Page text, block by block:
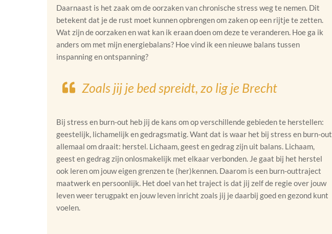
Daarnaast is het zaak om de oorzaken van chronische stress weg te nemen. Dit
betekent dat je de rust moet kunnen opbrengen om zaken op een rijtje te zetten.
Wat zijn de oorzaken en wat kan ik eraan doen om deze te veranderen. Hoe ga ik
anders om met mijn energiebalans? Hoe vind ik een nieuwe balans tussen
inspanning en ontspanning?
Zoals jij je bed spreidt, zo lig je Brecht
Bij stress en burn-out heb jij de kans om op verschillende gebieden te herstellen:
geestelijk, lichamelijk en gedragsmatig. Want dat is waar het bij stress en burn-out
allemaal om draait: herstel. Lichaam, geest en gedrag zijn uit balans. Lichaam,
geest en gedrag zijn onlosmakelijk met elkaar verbonden. Je gaat bij het herstel
ook leren om jouw eigen grenzen te (her)kennen. Daarom is een burn-outtraject
maatwerk en persoonlijk. Het doel van het traject is dat jij zelf de regie over jouw
leven weer terugpakt en jouw leven inricht zoals jij je daarbij goed en gezond kunt
voelen.